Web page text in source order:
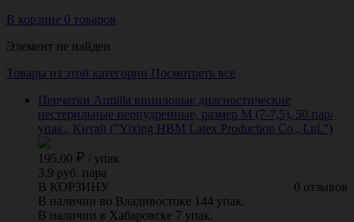
В корзине 0 товаров
Элемент не найден
Товары из этой категории Посмотреть все
Перчатки Armilla виниловые диагностические
нестерильные неопудренные, размер M (7-7,5), 50 пар/
упак., Китай ("Yixing HBM Latex Production Co., Ltd.")
195.00 / упак
3.9 руб. пара
0 отзывов
В КОРЗИНУ
В наличии во Владивостоке 144 упак.
В наличии в Хабаровске 7 упак.